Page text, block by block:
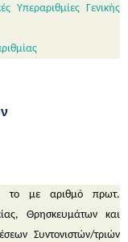
Υπεραριθμίες Γενικής
το με αριθμό πρωτ.
Θρησκευμάτων και
Συντονιστών/τριών